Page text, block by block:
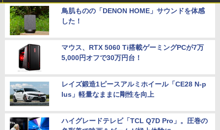
鳥肌ものの「DENON HOME」サウンドを体感
した！
マウス、RTX 5060 Ti搭載ゲーミングPCが7万
5,000円オフで30万円台！
レイズ鍛造1ピースアルミホイール「CE28 N-p
lus」軽量なままに剛性を向上
ハイグレードテレビ「TCL Q7D Pro」。圧巻の